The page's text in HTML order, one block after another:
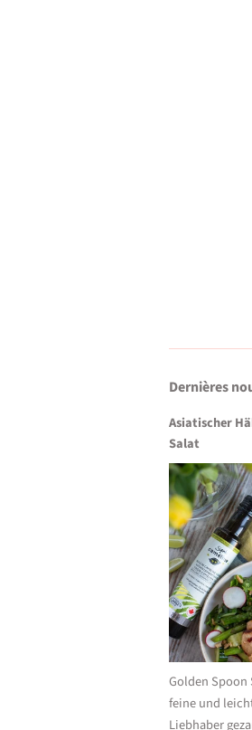
Dernières
Asiatischer
Salat
Golden Spoon
feine und
Liebhaber